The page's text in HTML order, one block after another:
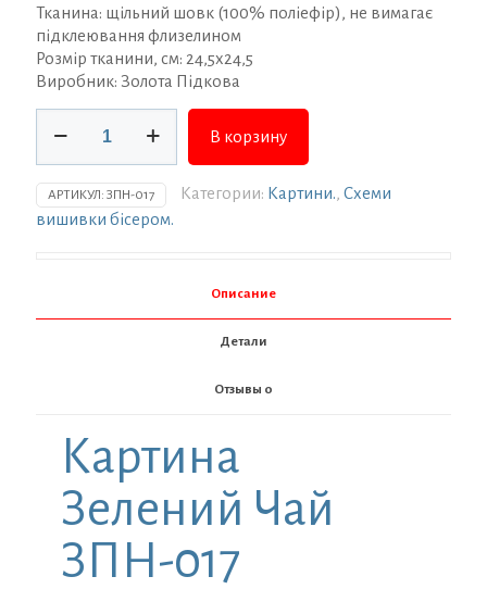
Тканина: щільний шовк (100% поліефір), не вимагає
підклеювання флизелином
Розмір тканини, см: 24,5х24,5
Виробник: Золота Підкова
товара
Заготовка
для
вишивки
Чай
В корзину
АРТИКУЛ: ЗПН-017 Категории: Картини. Схеми
вишивки бісером.
Описание
Детали
Отзывы 0
Картина
Зелений Чай
ЗПН-017